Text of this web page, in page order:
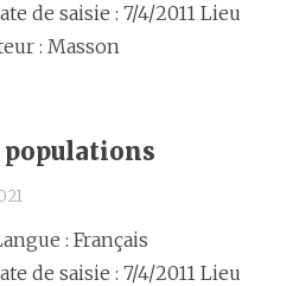
de saisie : 7/4/2011 Lieu
: Masson
populations
: Français
de saisie : 7/4/2011 Lieu